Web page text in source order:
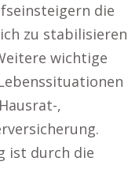
die
zu stabilisieren
wichtige
,
ist durch die